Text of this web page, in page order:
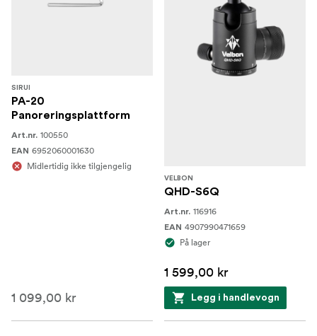
SIRUI
PA-20
Panoreringsplattform
Art.nr. 100550
EAN 6952060001630
Midlertidig ikke tilgjengelig
1 099,00 kr
VELBON
QHD-S6Q
Art.nr. 116916
EAN 4907990471659
På lager
1 599,00 kr
Legg i handlevogn